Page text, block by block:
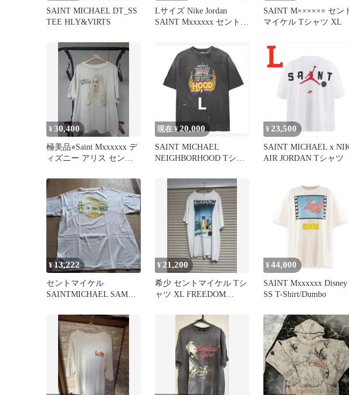
SAINT MICHAEL DT_SS
TEE HLY&VIRTS
Lサイズ Nike Jordan
SAINT Mxxxxxx セントマ
SAINT M×××××× セン
マイケル Tシャツ XL
¥30,400
極美品⭐︎Saint Mxxxxxx デ
ィズニー アリス セント
現在 ¥20,000
SAINT MICHAEL
NEIGHBORHOOD Tシャ
¥ 23,500
SAINT MICHAEL x
AIR JORDAN Tシャツ
¥13,222
セントマイケル
SAINTMICHAEL SAMMY
¥ 21,200
希少 セントマイケル Tシ
ャツ XL FREEDOM
¥ 44,000
SAINT Mxxxxxx Disney
SS T-Shirt/Dumbo